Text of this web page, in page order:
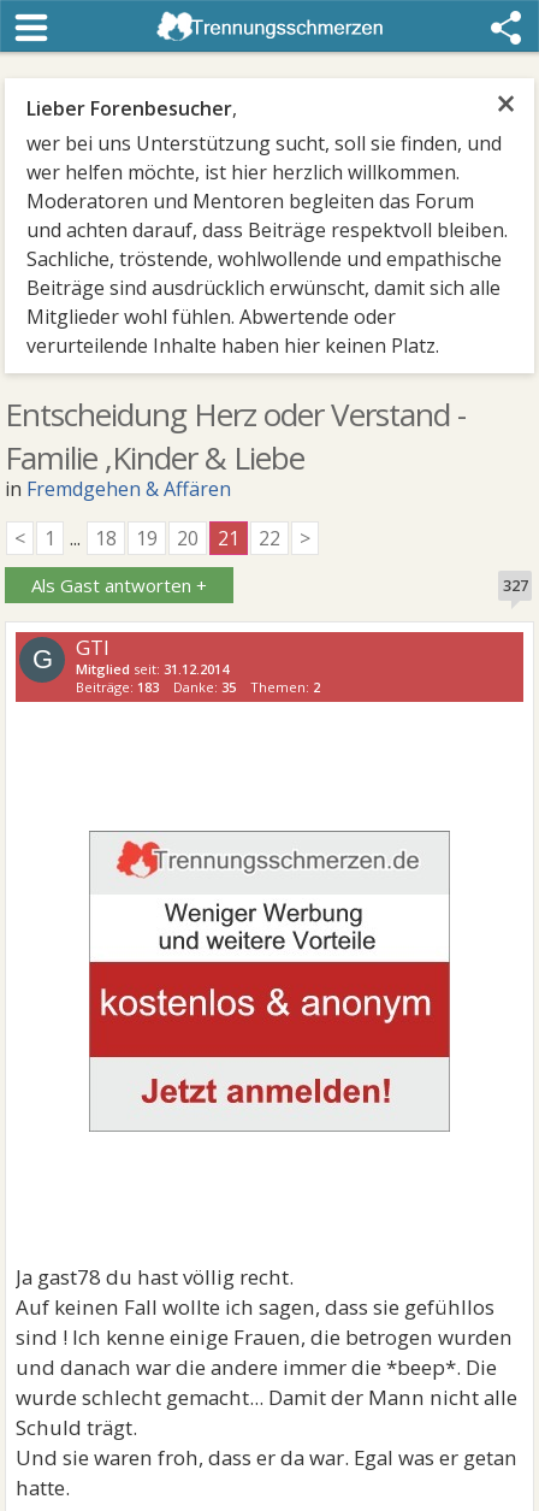
×
Lieber Forenbesucher,
wer bei uns Unterstützung sucht, soll sie finden, und
wer helfen möchte, ist hier herzlich willkommen.
Moderatoren und Mentoren begleiten das Forum
und achten darauf, dass Beiträge respektvoll bleiben.
Sachliche, tröstende, wohlwollende und empathische
Beiträge sind ausdrücklich erwünscht, damit sich alle
Mitglieder wohl fühlen. Abwertende oder
verurteilende Inhalte haben hier keinen Platz.
Entscheidung Herz oder Verstand -
Familie ,Kinder & Liebe
in Fremdgehen & Affären
<
1 ... 18 19 20 21 22 >
Als Gast antworten + 327
G GTI
Mitglied seit:31.12.2014
Beiträge: 183 Danke:35 Themen: 2
Ja gast78 du hast völlig recht.
Auf keinen Fall wollte ich sagen, dass sie gefühllos
sind ! Ich kenne einige Frauen, die betrogen wurden
und danach war die andere immer die *beep*. Die
wurde schlecht gemacht... Damit der Mann nicht alle
Schuld trägt.
Und sie waren froh, dass er da war. Egal was er getan
hatte.